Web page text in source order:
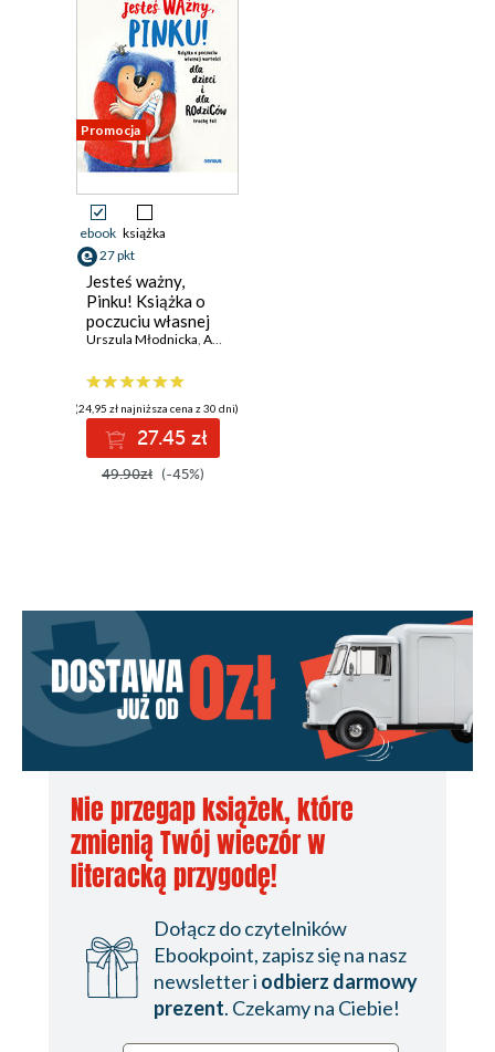
Promocja
ebook książka
27 pkt
Jesteś ważny,
Pinku! Książka o
poczuciu własnej
wartości dla dzieci
trochę też
Urszula Młodnicka, Agnieszka Waligóra
(24,95 zł najniższa cena z 30 dni)
27.45 zł
49.90zł (-45%)
Nie przegap książek, które
zmienią Twój wieczór w
literacką przygodę!
Dołącz do czytelników
Ebookpoint, zapisz się na nasz
newsletter i odbierz darmowy
prezent. Czekamy na Ciebie!